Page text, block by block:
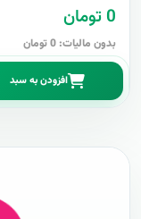
0 تومان
بدون مالیات: 0 تومان
افزودن به سبد